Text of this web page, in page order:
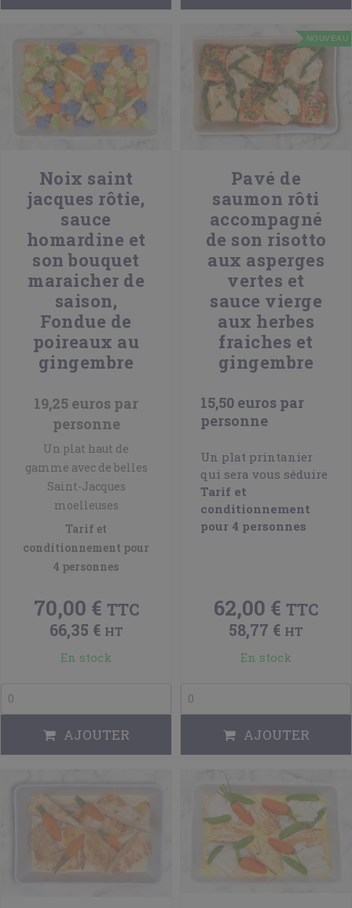
Noix saint
jacques rôtie,
sauce
homardine et
son bouquet
maraicher de
saison,
Fondue de
poireaux au
gingembre
19,25 euros par
personne
Un plat haut de
gamme avec de belles
Saint-Jacques
moelleuses
Tarif et
conditionnement pour
4 personnes
70,00 € TTC
66,35 € HT
En stock
AJOUTER
NOUVEAU
Pavé de
saumon rôti
accompagné
de son risotto
aux asperges
vertes et
sauce vierge
aux herbes
fraiches et
gingembre
15,50 euros par
personne
Un plat printanier
qui sera vous séduire
Tarif et
conditionnement
pour 4 personnes
62,00 € TTC
58,77 € HT
En stock
AJOUTER